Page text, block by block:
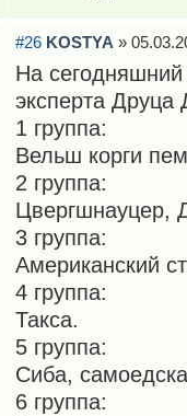
#26 KOSTYA »
На
эксперта Друца
1 группа:
Вельш корги
2 группа:
Цвергшнауцер,
3 группа:
Американский
4 группа:
Такса.
5 группа:
Сиба,
6 группа: